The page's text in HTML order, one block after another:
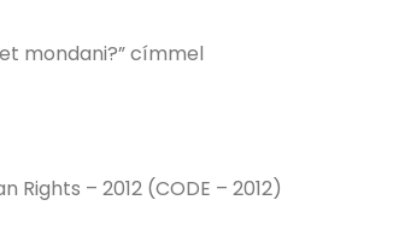
mondani?” címmel
– 2012 (CODE – 2012)